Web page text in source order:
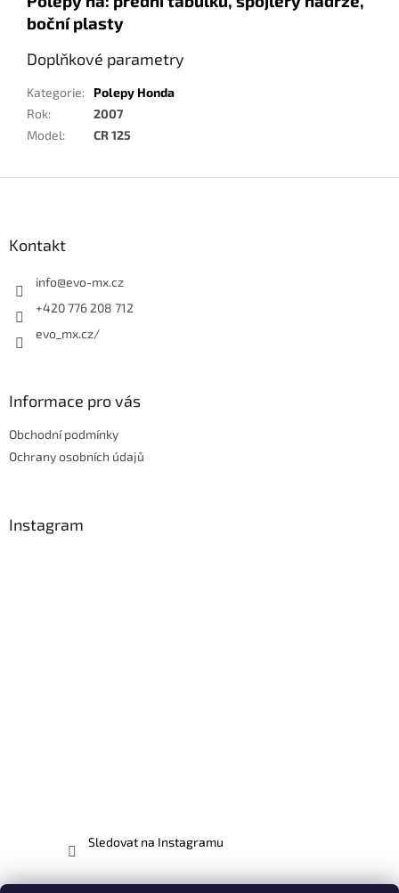
boční plasty
Doplňkové parametry
Kategorie:
Polepy Honda
Rok:
2007
Model: CR 125
Kontakt
info@evo-mx.cz
+420 776 208 712
evo_mx.cz/
Informace pro vás
Obchodní podmínky
Ochrany osobních údajů
Instagram
Sledovat na Instagramu